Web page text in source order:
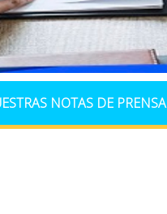
NOTAS DE PRENSA